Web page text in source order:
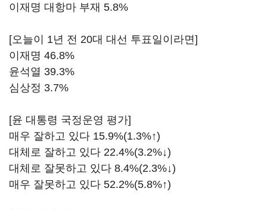
이재명 대항마 부재 5.8%
[오늘이 1년 전 20대 대선 투표일이라면]
이재명 46.8%
윤석열 39.3%
심상정 3.7%
[윤 대통령 국정운영 평가]
매우 잘하고 있다 15.9%(1.3%↑)
대체로 잘하고 있다 22.4%(3.2%↓)
대체로 잘못하고 있다 8.4%(2.3%↓)
매우 잘못하고 있다 52.2%(5.8%↑)